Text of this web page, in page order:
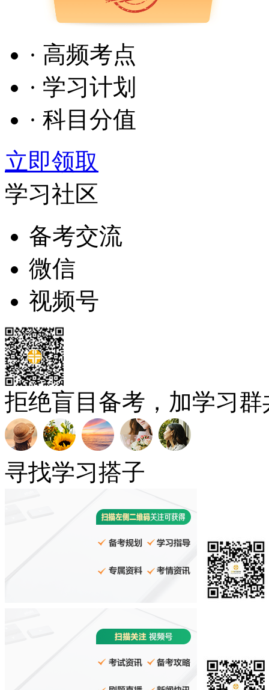
· 高频考点
· 学习计划
· 科目分值
立即领取
学习社区
备考交流
微信
视频号
拒绝盲目备考，加学习
寻找学习搭子